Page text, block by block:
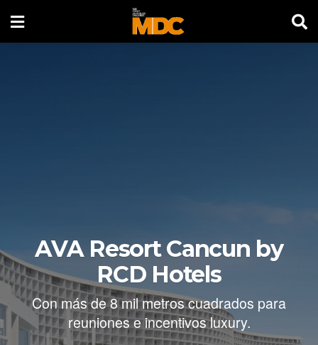
AVA Resort Cancun by
RCD Hotels
Con más de 8 mil metros cuadrados para
reuniones e incentivos luxury.